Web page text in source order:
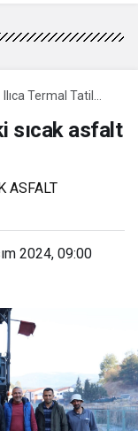
Ilıca Termal Tatil
asfalt çalışmaları
tamamlandı
sıcak asfalt
ASFALT
2024, 09:00